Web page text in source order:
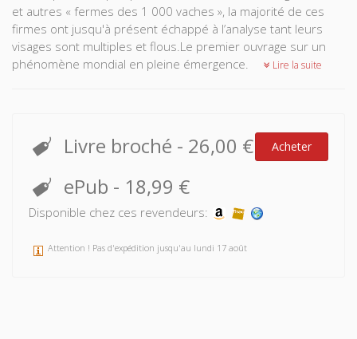
et autres « fermes des 1 000 vaches », la majorité de ces
firmes ont jusqu'à présent échappé à l’analyse tant leurs
visages sont multiples et flous.Le premier ouvrage sur un
phénomène mondial en pleine émergence.
Lire la suite
Livre broché - 26,00 € Acheter
ePub - 18,99 €
Disponible chez ces revendeurs:
Attention ! Pas d'expédition jusqu'au lundi 17 août